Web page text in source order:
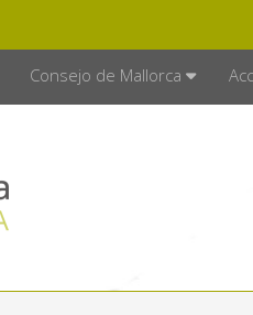
Consejo de Mallorca